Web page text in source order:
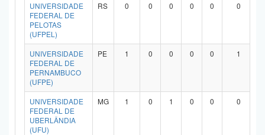
UNIVERSIDADE
FEDERAL DE
PELOTAS
(UFPEL)
RS 0 0 0 0 0 0
UNIVERSIDADE
FEDERAL DE
PERNAMBUCO
(UFPE)
PE 1 0 0 0 0 1
UNIVERSIDADE
FEDERAL DE
UBERLÂNDIA
(UFU)
MG 1 0 1 0 0 0